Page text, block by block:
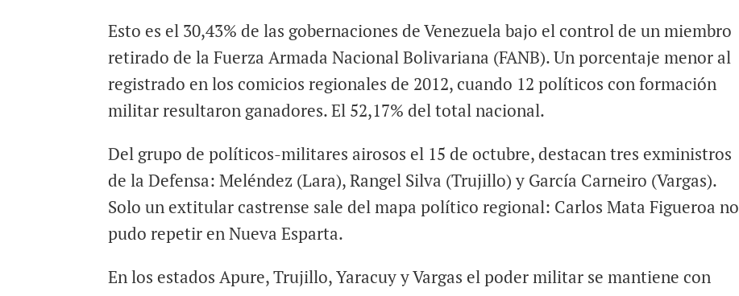
Esto es el 30,43% de las gobernaciones de Venezuela bajo el control de un miembro
retirado de la Fuerza Armada Nacional Bolivariana (FANB). Un porcentaje menor al
registrado en los comicios regionales de 2012, cuando 12 políticos con formación
militar resultaron ganadores. El 52,17% del total nacional.
Del grupo de políticos-militares airosos el 15 de octubre, destacan tres exministros
de la Defensa: Meléndez (Lara), Rangel Silva (Trujillo) y García Carneiro (Vargas).
Solo un extitular castrense sale del mapa político regional: Carlos Mata Figueroa no
pudo repetir en Nueva Esparta.
En los estados Apure, Trujillo, Yaracuy y Vargas el poder militar se mantiene con